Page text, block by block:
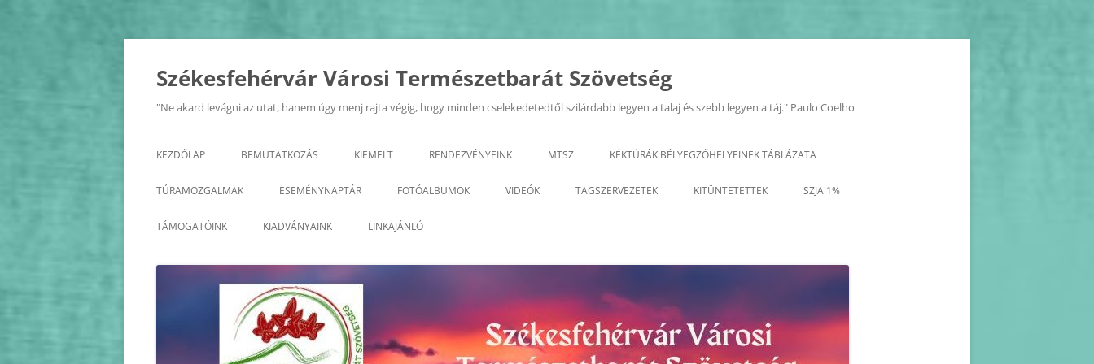
Kilépés
tartalomba
Székesfehérvár Városi Természetbarát Szövetség
"Ne akard levágni az utat, hanem úgy menj rajta végig, hogy minden cselekedetedtől szilárdabb legyen a talaj és szebb legyen a táj." Paulo Coelho
KEZDŐLAP BEMUTATKOZÁS
A SZÖVETSÉG
ALAPSZABÁLY
KÖZHASZNÚSÁGI JELENTÉS
2022
2021
KIEMELT RENDEZVÉNYEINK
EURÓPAI MOBILITÁSI HÉT
TERMÉSZETI ÉRTÉKEK A KIRÁLYOK
MTSZ KÉKTÚRÁK BÉLYEGZŐHELYEINEK TÁBLÁZATA
TÚRAMOZGALMAK
BALATON KÖRTÚRA
FEJÉR MEGYE KASTÉLYAI
FEJÉR MEGYE KERÉKPÁROS
ESEMÉNYNAPTÁR
2026
2024
2023
2022
FOTÓALBUMOK
2026
2023
2022
VIDEÓK TAGSZERVEZETEK
GYÖNGYVIRÁG TE
KORÁBBI HAVI PROGRAM
TERVEZETEK(2025-2017)
TELEKI TTE– TETETE
KITÜNTETETTEK SZJA 1%
TÁMOGATÓINK KIADVÁNYAINK LINKAJÁNLÓ